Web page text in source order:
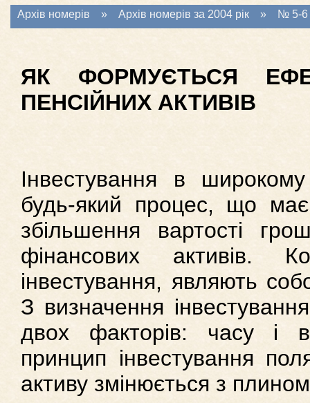
Архів номерів » Архів номерів за 2004 рік » № 5-6
ЯК ФОРМУЄТЬСЯ
ПЕНСІЙНИХ АКТИВІВ
Інвестування в
будь-який процес, що
збільшення вартості
фінансових активів.
інвестування, являють
З визначення
двох факторів: часу і
принцип інвестування
активу змінюється з